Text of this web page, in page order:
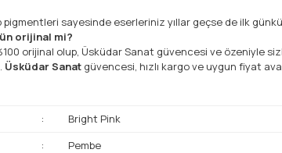
pigmentleri sayesinde eserleriniz yıllar geçse de ilk günkü
orijinal mi?
orijinal olup, Üsküdar Sanat güvencesi ve özeniyle
Üsküdar Sanat güvencesi, hızlı kargo ve uygun fiyat
:
Bright Pink
:
Pembe